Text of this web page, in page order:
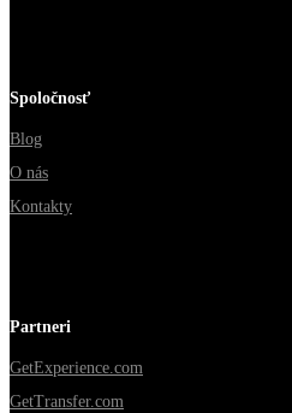
Spoločnosť
Blog
O nás
Kontakty
Partneri
GetExperience.com
GetTransfer.com